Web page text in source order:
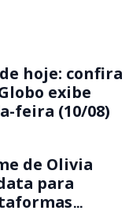
hoje: confira
exibe
feira (10/08)
de Olivia
para